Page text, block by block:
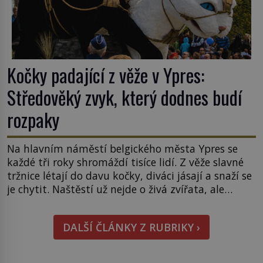
Kočky padající z věže v Ypres:
Středověký zvyk, který dodnes budí
rozpaky
Na hlavním náměstí belgického města Ypres se
každé tři roky shromáždí tisíce lidí. Z věže slavné
tržnice létají do davu kočky, diváci jásají a snaží se
je chytit. Naštěstí už nejde o živá zvířata, ale
Tato veselá podívaná připomíná jeden z
nejpodivnějších a zároveň nejkrutějších zvyků […]
DALŠÍ ČLÁNKY Z RUBRIKY ›